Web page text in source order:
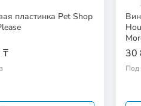
пластинка Pet Shop
₸ 30
Под